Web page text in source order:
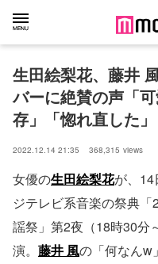
生田絵梨花、藤井
バーに絶賛の声「
存」「惚れ直した
2022.12.14 21:35 368,315 views
女優の生田絵梨花が、14
ジテレビ系音楽の祭典「
謡祭」第2夜（18時30分
演。 藤井 風の「何なんw